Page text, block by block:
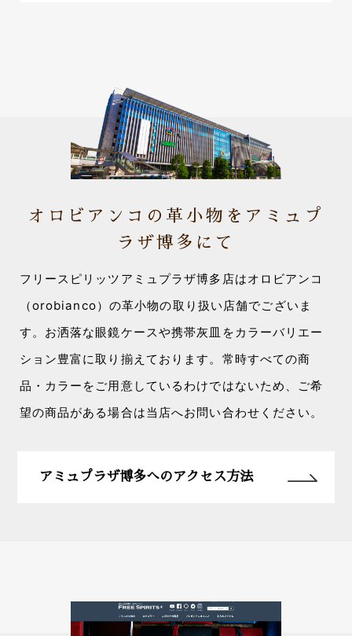
オロビアンコの革小物をアミュプ
ラザ博多にて
フリースピリッツアミュプラザ博多店はオロビアンコ
（orobianco）の革小物の取り扱い店舗でございま
す。お洒落な眼鏡ケースや携帯灰皿をカラーバリエー
ション豊富に取り揃えております。常時すべての商
品・カラーをご用意しているわけではないため、ご希
望の商品がある場合は当店へお問い合わせください。
アミュプラザ博多へのアクセス方法